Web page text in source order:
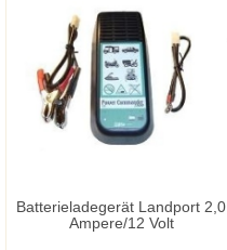
Batterieladegerät Landport 2,0
Ampere/12 Volt